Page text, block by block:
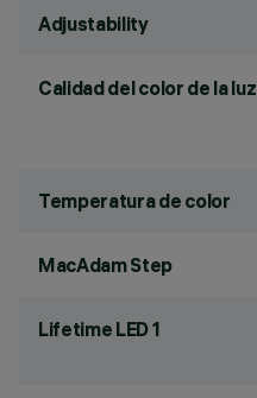
Adjustability
Calidad del color de la luz
Temperatura de color
MacAdam Step
Lifetime LED 1